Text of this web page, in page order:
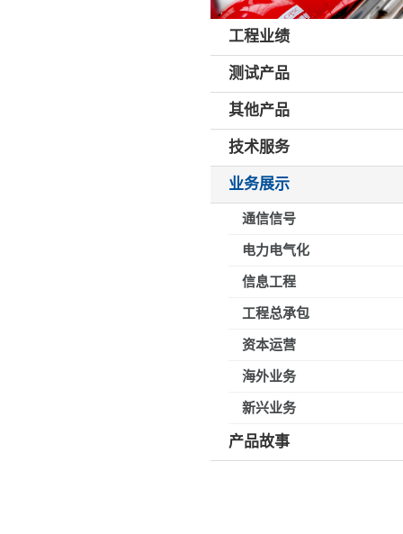
工程业绩
测试产品
其他产品
技术服务
业务展示
通信信号
电力电气化
信息工程
工程总承包
资本运营
海外业务
新兴业务
产品故事